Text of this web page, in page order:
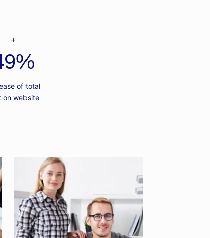
%
of total
on website